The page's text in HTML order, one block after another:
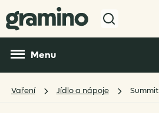
Menu
Vaření Jídlo a nápoje